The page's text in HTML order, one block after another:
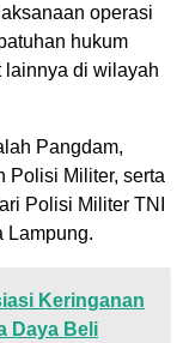
operasi
hukum
lainnya di wilayah
Pangdam,
Polisi Militer, serta
Polisi Militer TNI
Lampung.
Keringanan
Daya Beli